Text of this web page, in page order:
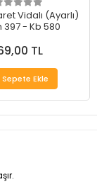
Vidalı (Ayarlı)
397 - Kb 580
TL
Sepete Ekle